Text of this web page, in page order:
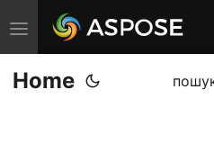
П
е
р
Home